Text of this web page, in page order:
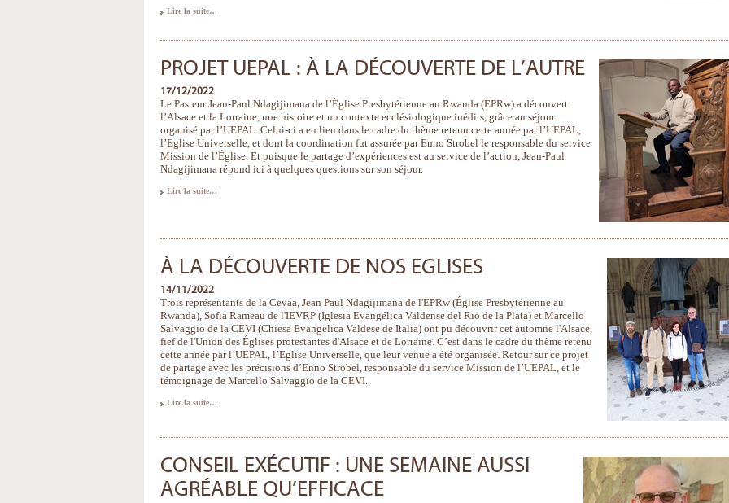
Lorène
la
Cevaa
Lire la suite…
PROJET UEPAL : À LA DÉCOUVERTE DE L’AUTRE
17/12/2022
Le Pasteur Jean-Paul Ndagijimana de l’Église Presbytérienne au Rwanda (EPRw) a découvert
l’Alsace et la Lorraine, une histoire et un contexte ecclésiologique inédits, grâce au séjour
organisé par l’UEPAL. Celui-ci a eu lieu dans le cadre du thème retenu cette année par l’UEPAL,
l’Eglise Universelle, et dont la coordination fut assurée par Enno Strobel le responsable du service
Mission de l’Église. Et puisque le partage d’expériences est au service de l’action, Jean-Paul
Ndagijimana répond ici à quelques questions sur son séjour.
Projet
-
Lire la suite…
À LA DÉCOUVERTE DE NOS EGLISES
14/11/2022
Trois représentants de la Cevaa, Jean Paul Ndagijimana de l'EPRw (Église Presbytérienne au
Rwanda), Sofìa Rameau de l'IEVRP (Iglesia Evangélica Valdense del Rio de la Plata) et Marcello
Salvaggio de la CEVI (Chiesa Evangelica Valdese de Italia) ont pu découvrir cet automne l'Alsace,
fief de l'Union des Églises protestantes d'Alsace et de Lorraine. C’est dans le cadre du thème retenu
cette année par l’UEPAL, l’Eglise Universelle, que leur venue a été organisée. Retour sur ce projet
de partage avec les précisions d’Enno Strobel, responsable du service Mission de l’UEPAL, et le
témoignage de Marcello Salvaggio de la CEVI.
À
nos
-
Lire la suite…
CONSEIL EXÉCUTIF : UNE SEMAINE AUSSI
AGRÉABLE QU’EFFICACE